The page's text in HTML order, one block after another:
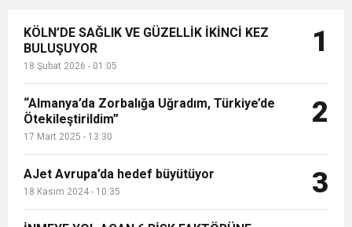
KÖLN’DE SAĞLIK VE GÜZELLİK İKİNCİ KEZ
BULUŞUYOR
18 Şubat 2026 - 01:05
1
“Almanya’da Zorbalığa Uğradım, Türkiye’de
Ötekileştirildim”
17 Mart 2025 - 13:30
2
AJet Avrupa’da hedef büyütüyor
18 Kasım 2024 - 10:35 3